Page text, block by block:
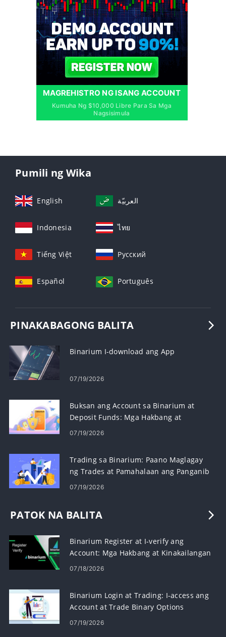
MAGREHISTRO NG ISANG ACCOUNT
Kumuha Ng $10,000 Libre Para Sa Mga
Nagsisimula
Pumili ng Wika
English العربيّة
Indonesia ไทย
Tiếng Việt Русский
Español Português
PINAKABAGONG BALITA
Binarium I-download ang App
07/19/2026
Buksan ang Account sa Binarium at
Deposit Funds: Mga Hakbang at
Kinakailangan
07/19/2026
Trading sa Binarium: Paano Maglagay
ng Trades at Pamahalaan ang Panganib
07/19/2026
PATOK NA BALITA
Binarium Register at I-verify ang
Account: Mga Hakbang at Kinakailangan
07/18/2026
Binarium Login at Trading: I-access ang
Account at Trade Binary Options
07/19/2026